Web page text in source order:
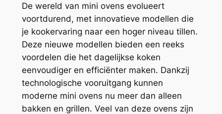
De wereld van mini ovens evolueert
voortdurend, met innovatieve modellen die
je kookervaring naar een hoger niveau tillen.
Deze nieuwe modellen bieden een reeks
voordelen die het dagelijkse koken
eenvoudiger en efficiënter maken. Dankzij
technologische vooruitgang kunnen
moderne mini ovens nu meer dan alleen
bakken en grillen. Veel van deze ovens zijn